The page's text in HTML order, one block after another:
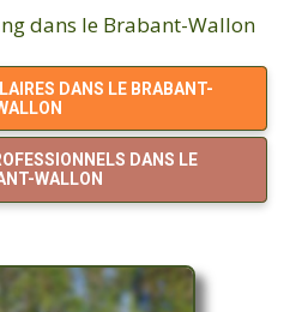
dans le Brabant-Wallon
DANS LE BRABANT-
DANS LE
WALLON